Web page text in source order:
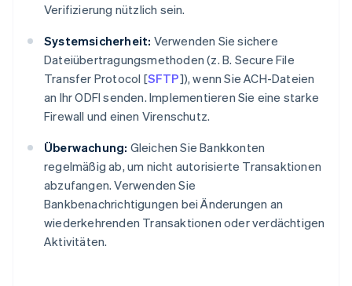
Verifizierung nützlich sein.
Systemsicherheit: Verwenden Sie sichere
Dateiübertragungsmethoden (z. B. Secure File
Transfer Protocol [SFTP]), wenn Sie ACH-Dateien
an Ihr ODFI senden. Implementieren Sie eine starke
Firewall und einen Virenschutz.
Überwachung: Gleichen Sie Bankkonten
regelmäßig ab, um nicht autorisierte Transaktionen
abzufangen. Verwenden Sie
Bankbenachrichtigungen bei Änderungen an
wiederkehrenden Transaktionen oder verdächtigen
Aktivitäten.